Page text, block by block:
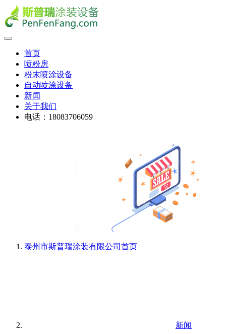
首页
喷粉房
粉末喷涂设备
自动喷涂设备
新闻
关于我们
电话：18083706059
泰州市斯普瑞涂装有限公司 首页
新闻